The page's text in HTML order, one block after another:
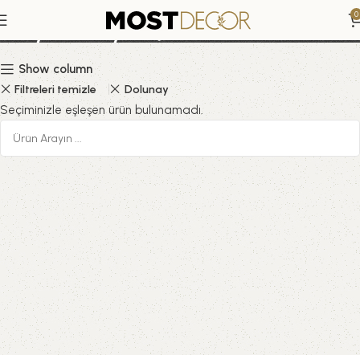
0
Soyut Baykuş
Show column
Filtreleri temizle
Dolunay
Seçiminizle eşleşen ürün bulunamadı.